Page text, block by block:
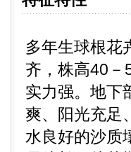
多年生球根花
齐，株高40－
实力强。地下
爽、阳光充足
水良好的沙